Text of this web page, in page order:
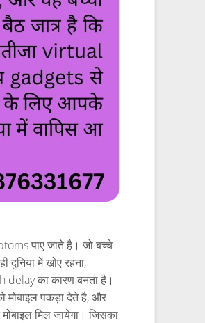
पाए जाते है। जो बच्चे
में खोए रहना,
का कारण बनता है।
मोबाइल पकड़ा देते है, और
मिल जायेगा। जिसका